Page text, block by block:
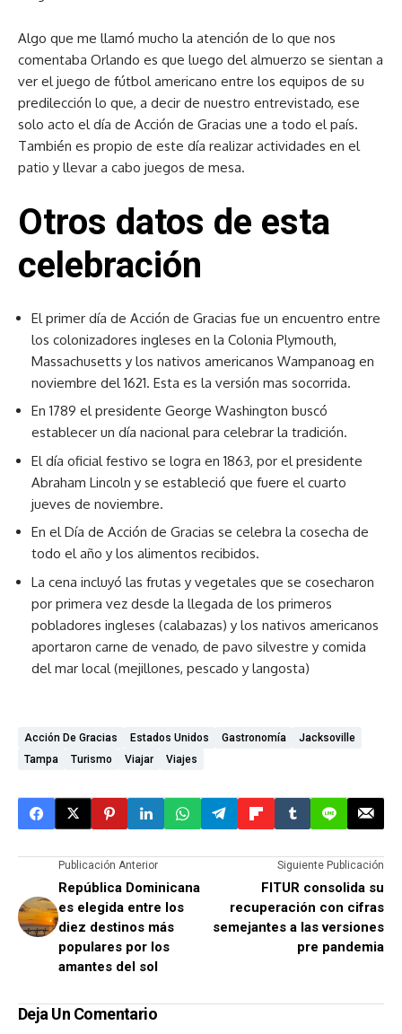
Algo que me llamó mucho la atención de lo que nos
comentaba Orlando es que luego del almuerzo se sientan a
ver el juego de fútbol americano entre los equipos de su
predilección lo que, a decir de nuestro entrevistado, ese
solo acto el día de Acción de Gracias une a todo el país.
También es propio de este día realizar actividades en el
patio y llevar a cabo juegos de mesa.
Otros datos de esta
celebración
El primer día de Acción de Gracias fue un encuentro entre
los colonizadores ingleses en la Colonia Plymouth,
Massachusetts y los nativos americanos Wampanoag en
noviembre del 1621. Esta es la versión mas socorrida.
En 1789 el presidente George Washington buscó
establecer un día nacional para celebrar la tradición.
El día oficial festivo se logra en 1863, por el presidente
Abraham Lincoln y se estableció que fuere el cuarto
jueves de noviembre.
En el Día de Acción de Gracias se celebra la cosecha de
todo el año y los alimentos recibidos.
La cena incluyó las frutas y vegetales que se cosecharon
por primera vez desde la llegada de los primeros
pobladores ingleses (calabazas) y los nativos americanos
aportaron carne de venado, de pavo silvestre y comida
del mar local (mejillones, pescado y langosta)
Acción De Gracias Estados Unidos Gastronomía
Jacksoville
Tampa
Turismo Viajar Viajes
Publicación Anterior
República Dominicana
es elegida entre los
diez destinos más
populares por los
amantes del sol
Siguiente Publicación
FITUR consolida su
recuperación con cifras
semejantes a las versiones
pre pandemia
Deja Un Comentario